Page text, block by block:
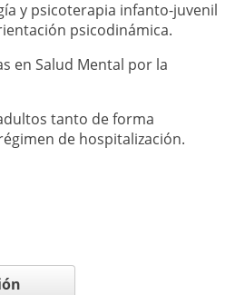
y psicoterapia infanto-​juvenil
psicodinámica.
en Salud Mental por la
tanto de forma
de hospitalización.